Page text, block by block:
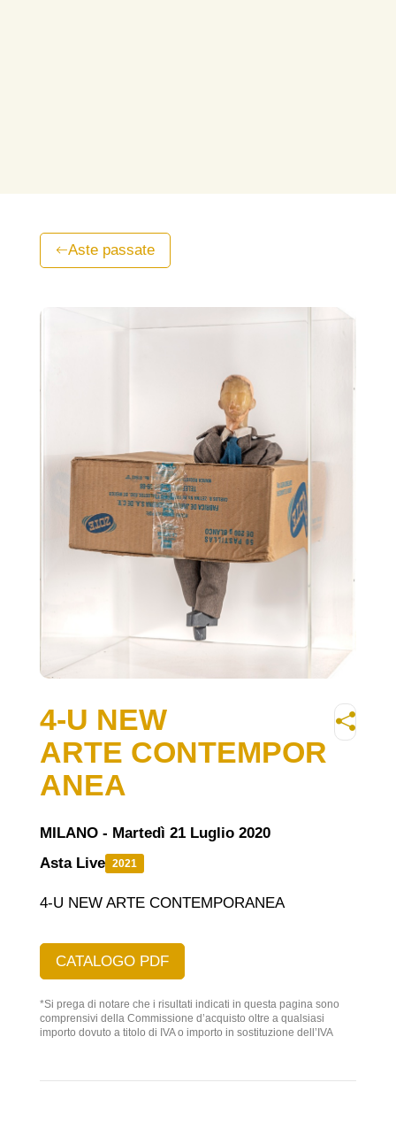
Aste passate
4-U NEW
ARTE CONTEMPOR
ANEA
MILANO - Martedì 21 Luglio 2020
Asta Live 2021
4-U NEW ARTE CONTEMPORANEA
CATALOGO PDF
*Si prega di notare che i risultati indicati in questa pagina sono
comprensivi della Commissione d’acquisto oltre a qualsiasi
importo dovuto a titolo di IVA o importo in sostituzione dell’IVA